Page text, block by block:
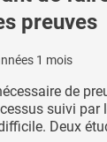
preuves
1 mois
de
suivi par
Deux